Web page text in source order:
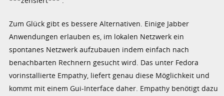
Zum Glück gibt es bessere Alternativen. Einige Jabber
Anwendungen erlauben es, im lokalen Netzwerk ein
spontanes Netzwerk aufzubauen indem einfach nach
benachbarten Rechnern gesucht wird. Das unter Fedora
vorinstallierte Empathy, liefert genau diese Möglichkeit und
kommt mit einem Gui-Interface daher. Empathy benötigt dazu